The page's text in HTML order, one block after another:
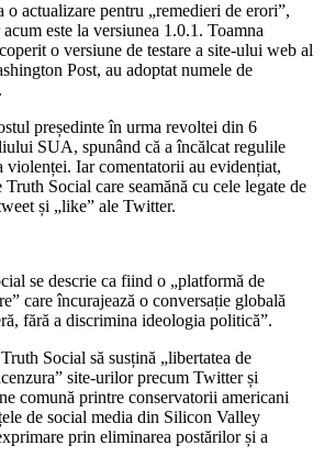
o actualizare pentru „remedieri de erori”,
este la versiunea 1.0.1. Toamna
o versiune de testare a site-ului web al
Post, au adoptat numele de
președinte în urma revoltei din 6
SUA, spunând că a încălcat regulile
Iar comentatorii au evidențiat,
Social care seamănă cu cele legate de
și „like” ale Twitter.
se descrie ca fiind o „platformă de
care încurajează o conversație globală
fără a discrimina ideologia politică”.
Social să susțină „libertatea de
site-urilor precum Twitter și
comună printre conservatorii americani
de social media din Silicon Valley
prin eliminarea postărilor și a